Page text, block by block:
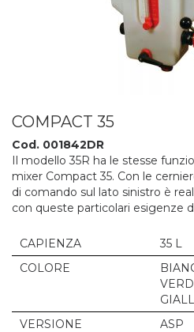
COMPACT 35
Cod. 001842DR
Il modello 35R ha le stesse
mixer Compact 35. Con le
di comando sul lato sinistro è
con queste particolari esigenze
CAPIENZA
35 L
COLORE
VERSIONE
ASP